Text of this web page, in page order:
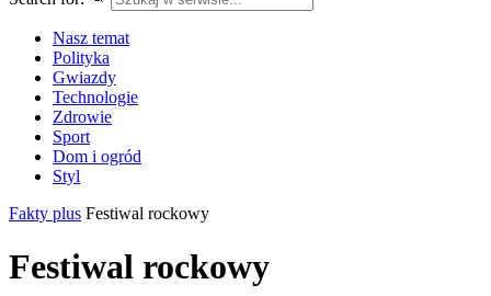
Nasz temat
Polityka
Gwiazdy
Technologie
Zdrowie
Sport
Dom i ogród
Styl
Fakty plus Festiwal rockowy
Festiwal rockowy